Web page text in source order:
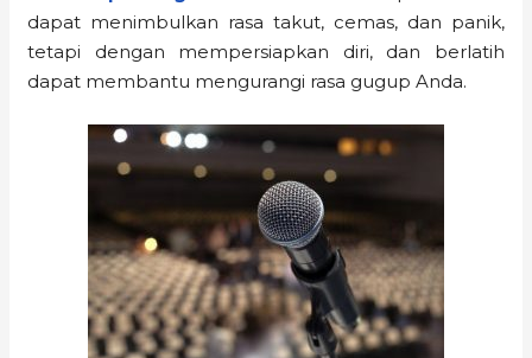
dapat menimbulkan rasa takut, cemas, dan panik,
tetapi dengan mempersiapkan diri, dan berlatih
dapat membantu mengurangi rasa gugup Anda.